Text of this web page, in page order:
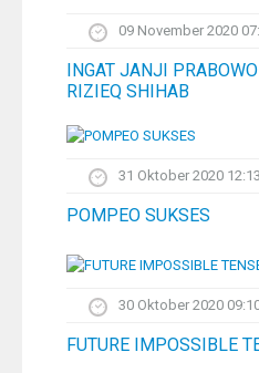
09 November 2020
INGAT JANJI
RIZIEQ SHIHAB
31 Oktober 2020 12:13
POMPEO SUKSES
30 Oktober 2020
FUTURE IMPOSSIBLE